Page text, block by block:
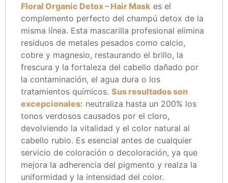
Floral Organic Detox – Hair Mask es el
complemento perfecto del champú detox de la
misma línea. Esta mascarilla profesional elimina
residuos de metales pesados como calcio,
cobre y magnesio, restaurando el brillo, la
frescura y la fortaleza del cabello dañado por
la contaminación, el agua dura o los
tratamientos químicos. Sus resultados son
excepcionales: neutraliza hasta un 200% los
tonos verdosos causados por el cloro,
devolviendo la vitalidad y el color natural al
cabello rubio. Es esencial antes de cualquier
servicio de coloración o decoloración, ya que
mejora la adherencia del pigmento y realza la
uniformidad y la intensidad del color.